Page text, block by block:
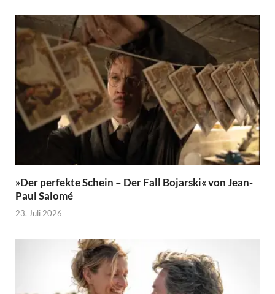
»Der perfekte Schein – Der Fall Bojarski« von Jean-
Paul Salomé
23. Juli 2026